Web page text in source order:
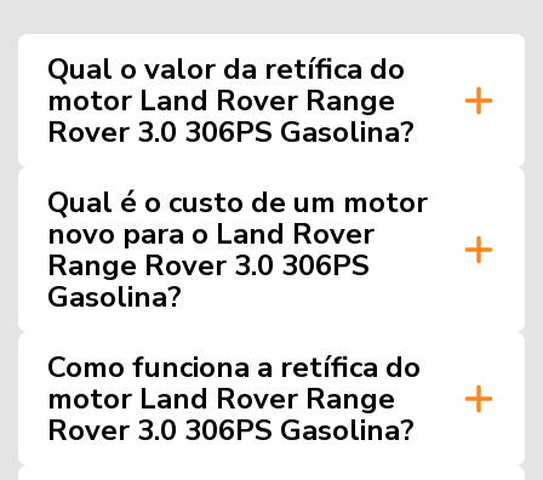
Qual o valor da retífica do
motor Land Rover Range
Rover 3.0 306PS Gasolina?
Qual é o custo de um motor
novo para o Land Rover
Range Rover 3.0 306PS
Gasolina?
Como funciona a retífica do
motor Land Rover Range
Rover 3.0 306PS Gasolina?